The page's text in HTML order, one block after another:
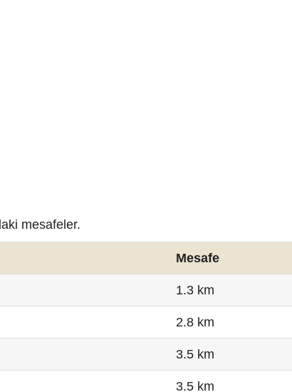
mesafeler.
Mesafe
1.3 km
2.8 km
3.5 km
3.5 km